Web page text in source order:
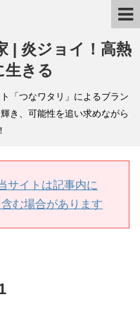
| 炎ジョイ！高熱
生きる
「つなワタリ」によるブラン
き、可能性を追い求めながら
サイトは記事内に
む場合があります